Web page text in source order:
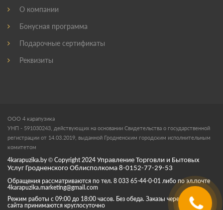
О компании
Бонусная программа
Подарочные сертификаты
Реквизиты
ООО 4 карапузика
УНП - 591030243, действующих на основании Свидетельства о государственной
регистрации от 14.03.2019, выданной Гродненским городским исполнительным
комитетом
4karapuzika.by © Copyright 2024 Управление Торговли и Бытовых
Услуг Гродненского Облисполкома 8-0152-77-29-53
Обращения рассматриваются по тел. 8 033 65-44-0-01 либо по эл.почте
4karapuzika.marketing@gmail.com
Режим работы с 09:00 до 18:00 часов. Без обеда. Заказы через корзину
сайта принимаются круглосуточно